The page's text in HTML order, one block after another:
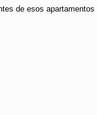
de esos